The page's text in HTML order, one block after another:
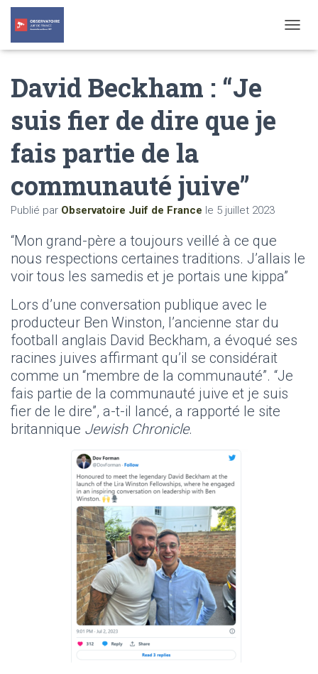
O
David Beckham : “Je
suis fier de dire que je
fais partie de la
communauté juive”
Publié par Observatoire Juif de France le 5 juillet 2023
“Mon grand-père a toujours veillé à ce que
nous respections certaines traditions. J’allais le
voir tous les samedis et je portais une kippa”
Lors d’une conversation publique avec le
producteur Ben Winston, l’ancienne star du
football anglais David Beckham, a évoqué ses
racines juives affirmant qu’il se considérait
comme un “membre de la communauté”. “Je
fais partie de la communauté juive et je suis
fier de le dire”, a-t-il lancé, a rapporté le site
britannique Jewish Chronicle.